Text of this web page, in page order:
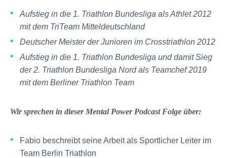
Aufstieg in die 1. Triathlon Bundesliga als Athlet 2012
mit dem TriTeam Mitteldeutschland
Deutscher Meister der Junioren im Crosstriathlon 2012
Aufstieg in die 1. Triathlon Bundesliga und damit Sieg
der 2. Triathlon Bundesliga Nord als Teamchef 2019
mit dem Berliner Triathlon Team
Wir sprechen in dieser Mental Power Podcast Folge über:
Fabio beschreibt seine Arbeit als Sportlicher Leiter im
Team Berlin Triathlon